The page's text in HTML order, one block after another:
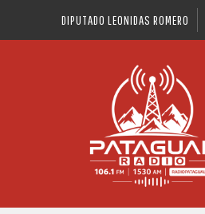
DIPUTADO LEONIDAS ROMERO